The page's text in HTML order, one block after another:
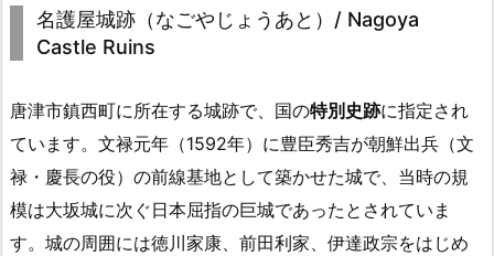
名護屋城跡（なごやじょうあと）/ Nagoya
Castle Ruins
唐津市鎮西町に所在する城跡で、国の特別史跡に指定され
ています。文禄元年（1592年）に豊臣秀吉が朝鮮出兵（文
禄・慶長の役）の前線基地として築かせた城で、当時の規
模は大坂城に次ぐ日本屈指の巨城であったとされていま
す。城の周囲には徳川家康、前田利家、伊達政宗をはじめ